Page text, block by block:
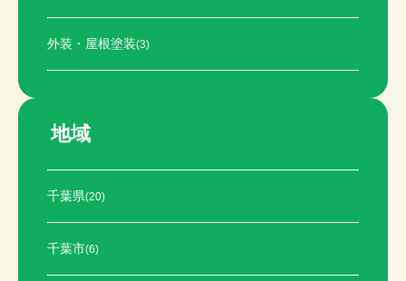
外装・屋根塗装(3)
地域
千葉県(20)
千葉市(6)